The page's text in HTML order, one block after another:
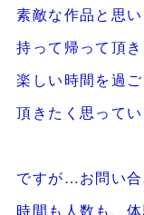
素敵な作品と思
持って帰って頂き
楽しい時間を過
頂きたく思ってい
ですが…お問い
時間も人数も、